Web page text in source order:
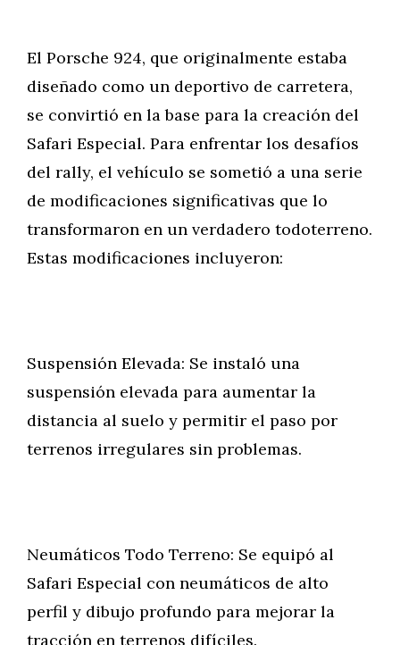
El Porsche 924, que originalmente estaba
diseñado como un deportivo de carretera,
se convirtió en la base para la creación del
Safari Especial. Para enfrentar los desafíos
del rally, el vehículo se sometió a una serie
de modificaciones significativas que lo
transformaron en un verdadero todoterreno.
Estas modificaciones incluyeron:
Suspensión Elevada: Se instaló una
suspensión elevada para aumentar la
distancia al suelo y permitir el paso por
terrenos irregulares sin problemas.
Neumáticos Todo Terreno: Se equipó al
Safari Especial con neumáticos de alto
perfil y dibujo profundo para mejorar la
tracción en terrenos difíciles.